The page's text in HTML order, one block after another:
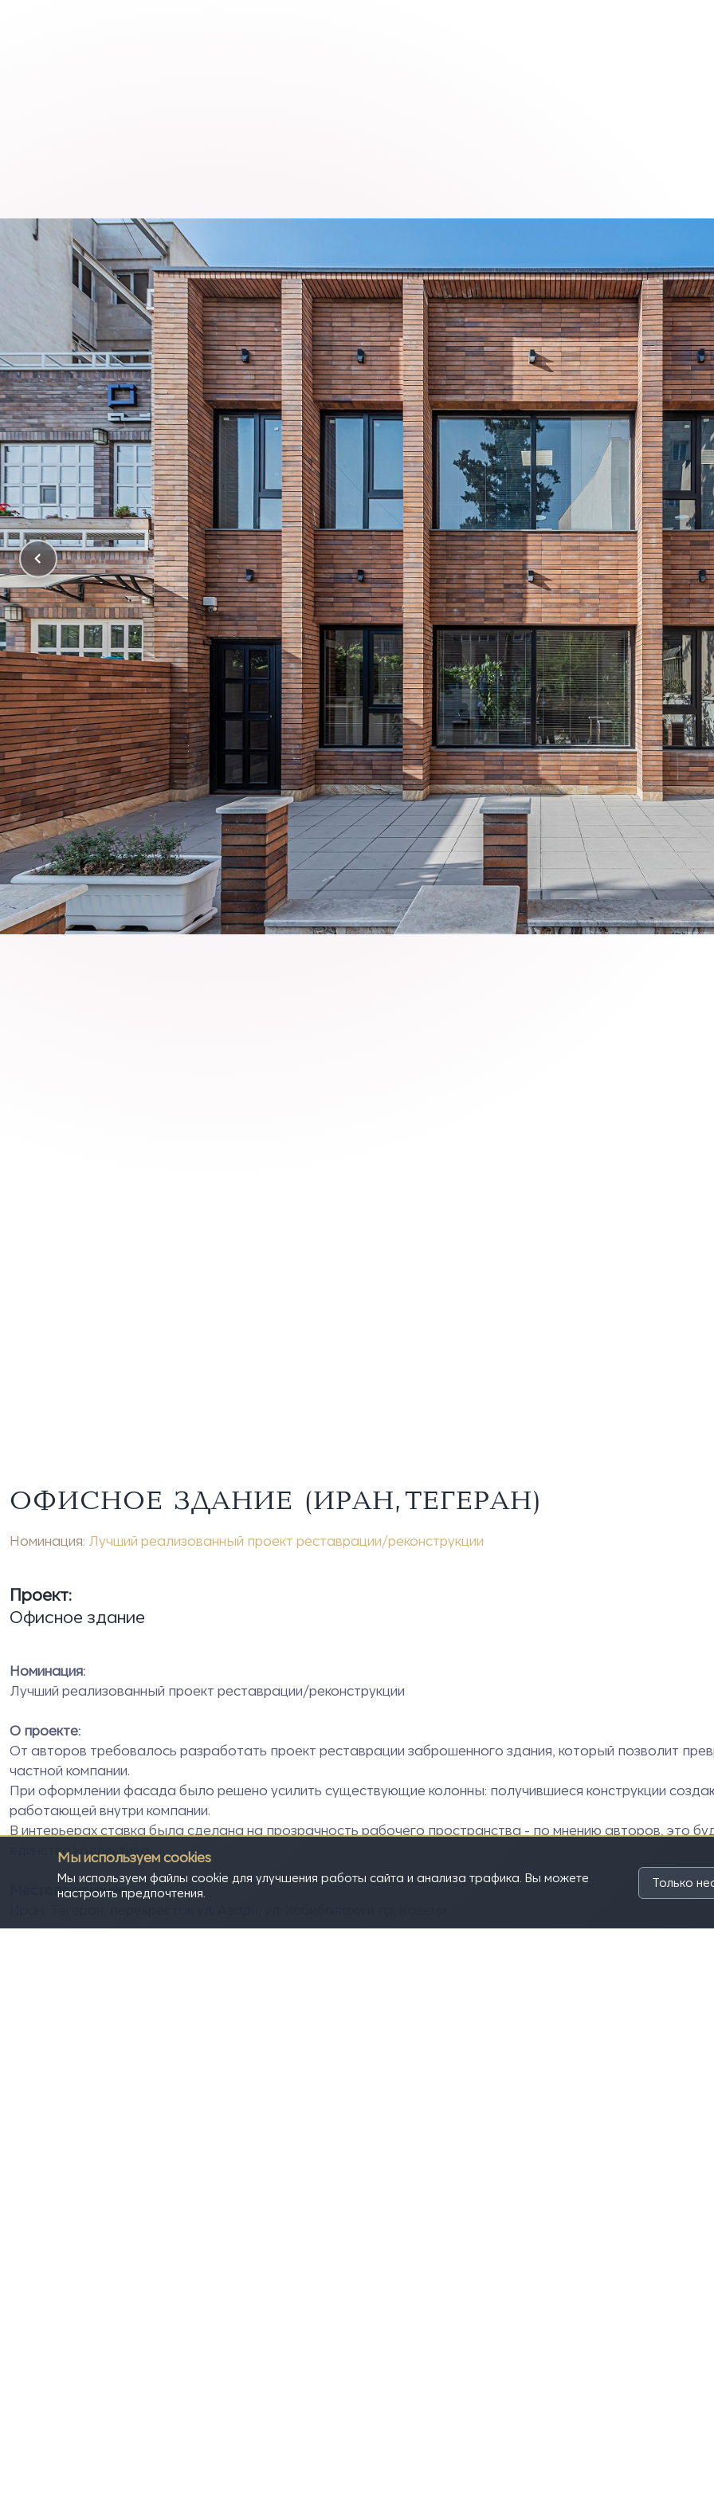
ОФИСНОЕ ЗДАНИЕ (ИРАН, ТЕГЕРАН)
Номинация: Лучший реализованный проект реставрации/реконструкции
Проект:
Офисное здание
Номинация:
Лучший реализованный проект реставрации/реконструкции
О проекте:
От авторов требовалось разработать проект реставрации заброшенного здания, который позволит
частной компании.
При оформлении фасада было решено усилить существующие колонны: получившиеся конструкции
работающей внутри компании.
В интерьерах ставка была сделана на прозрачность рабочего пространства - по мнению авторов, это
единства коллектива.
Местоположение:
Мы используем cookies
Мы используем файлы cookie для улучшения работы сайта и анализа трафика. Вы можете
настроить предпочтения.
Только